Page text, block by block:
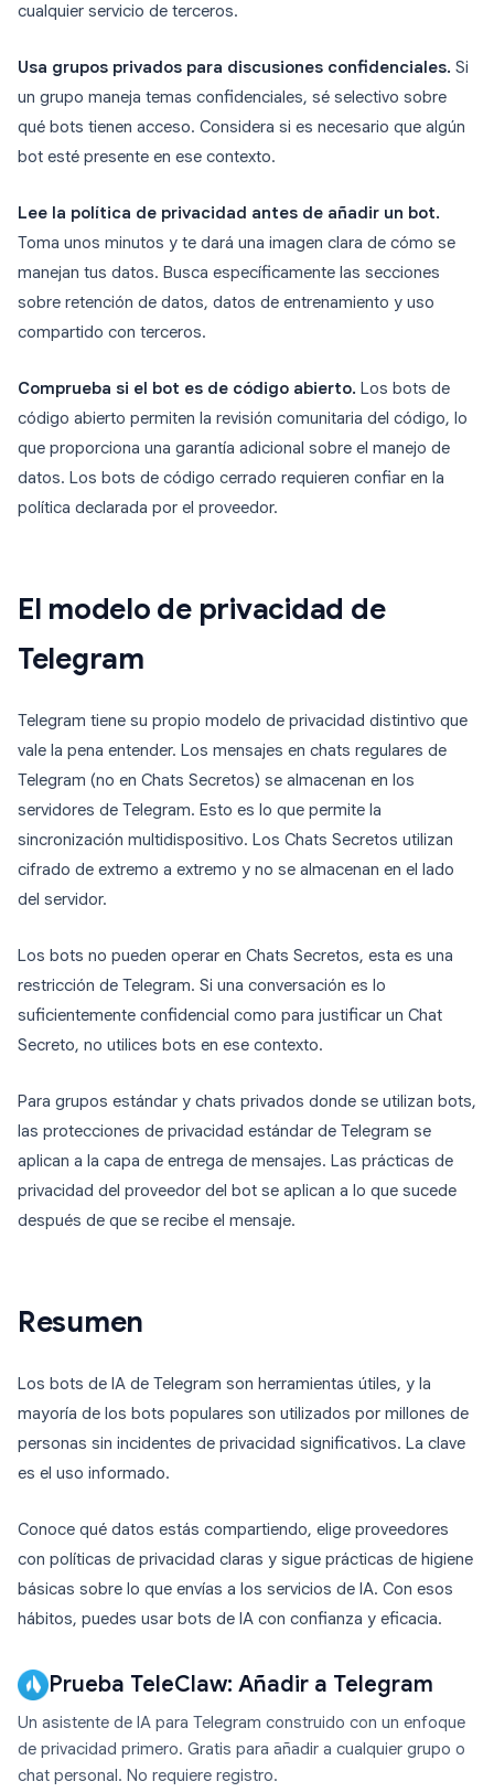
cualquier servicio de terceros.
Usa grupos privados para discusiones confidenciales. Si
un grupo maneja temas confidenciales, sé selectivo sobre
qué bots tienen acceso. Considera si es necesario que algún
bot esté presente en ese contexto.
Lee la política de privacidad antes de añadir un bot.
Toma unos minutos y te dará una imagen clara de cómo se
manejan tus datos. Busca específicamente las secciones
sobre retención de datos, datos de entrenamiento y uso
compartido con terceros.
Comprueba si el bot es de código abierto. Los bots de
código abierto permiten la revisión comunitaria del código, lo
que proporciona una garantía adicional sobre el manejo de
datos. Los bots de código cerrado requieren confiar en la
política declarada por el proveedor.
El modelo de privacidad de
Telegram
Telegram tiene su propio modelo de privacidad distintivo que
vale la pena entender. Los mensajes en chats regulares de
Telegram (no en Chats Secretos) se almacenan en los
servidores de Telegram. Esto es lo que permite la
sincronización multidispositivo. Los Chats Secretos utilizan
cifrado de extremo a extremo y no se almacenan en el lado
del servidor.
Los bots no pueden operar en Chats Secretos, esta es una
restricción de Telegram. Si una conversación es lo
suficientemente confidencial como para justificar un Chat
Secreto, no utilices bots en ese contexto.
Para grupos estándar y chats privados donde se utilizan bots,
las protecciones de privacidad estándar de Telegram se
aplican a la capa de entrega de mensajes. Las prácticas de
privacidad del proveedor del bot se aplican a lo que sucede
después de que se recibe el mensaje.
Resumen
Los bots de IA de Telegram son herramientas útiles, y la
mayoría de los bots populares son utilizados por millones de
personas sin incidentes de privacidad significativos. La clave
es el uso informado.
Conoce qué datos estás compartiendo, elige proveedores
con políticas de privacidad claras y sigue prácticas de higiene
básicas sobre lo que envías a los servicios de IA. Con esos
hábitos, puedes usar bots de IA con confianza y eficacia.
Prueba TeleClaw: Añadir a Telegram
Un asistente de IA para Telegram construido con un enfoque
de privacidad primero. Gratis para añadir a cualquier grupo o
chat personal. No requiere registro.